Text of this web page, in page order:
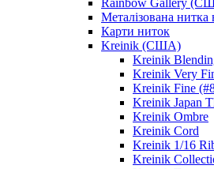
Металізована нитка
Карти ниток
Kreinik (США)
Kreinik
Kreinik Very
Kreinik Fine
Kreinik Japan
Kreinik Ombre
Kreinik Cord
Kreinik 1/16
Kreinik